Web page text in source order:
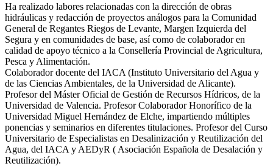
Ha realizado labores relacionadas con la dirección de obras
hidráulicas y redacción de proyectos análogos para la Comunidad
General de Regantes Riegos de Levante, Margen Izquierda del
Segura y en comunidades de base, así como de colaborador en
calidad de apoyo técnico a la Consellería Provincial de Agricultura,
Pesca y Alimentación.
Colaborador docente del IACA (Instituto Universitario del Agua y
de las Ciencias Ambientales, de la Universidad de Alicante).
Profesor del Máster Oficial de Gestión de Recursos Hídricos, de la
Universidad de Valencia. Profesor Colaborador Honorífico de la
Universidad Miguel Hernández de Elche, impartiendo múltiples
ponencias y seminarios en diferentes titulaciones. Profesor del Curso
Universitario de Especialistas en Desalinización y Reutilización del
Agua, del IACA y AEDyR ( Asociación Española de Desalación y
Reutilización).